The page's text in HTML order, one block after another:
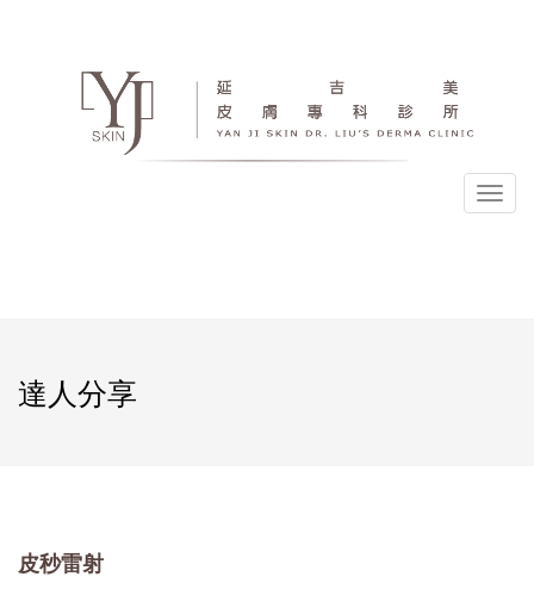
選
達人分享
皮秒雷射